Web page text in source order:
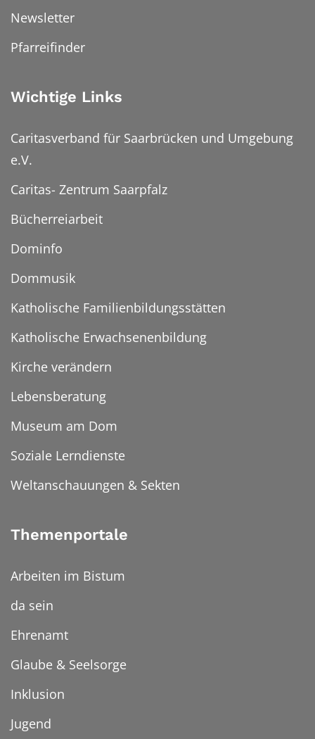
Newsletter
Pfarreifinder
Wichtige Links
Caritasverband für Saarbrücken und Umgebung
e.V.
Caritas- Zentrum Saarpfalz
Bücherreiarbeit
Dominfo
Dommusik
Katholische Familienbildungsstätten
Katholische Erwachsenenbildung
Kirche verändern
Lebensberatung
Museum am Dom
Soziale Lerndienste
Weltanschauungen & Sekten
Themenportale
Arbeiten im Bistum
da sein
Ehrenamt
Glaube & Seelsorge
Inklusion
Jugend